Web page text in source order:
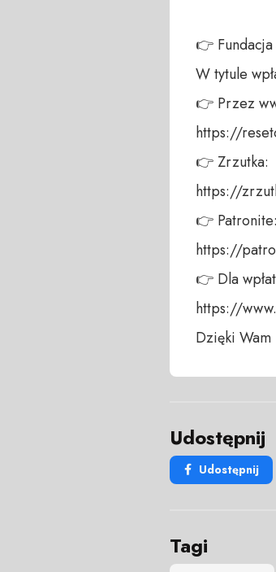
👉
W tytule
👉 Przez
https://
👉 Zrzutka:
https://
👉 Patronite:
https://
👉 Dla
https://
Dzięki Wam
Udostępnij
Udostępnij
Tagi